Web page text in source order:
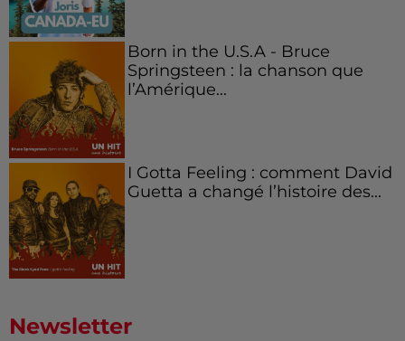
Born in the U.S.A - Bruce
Springsteen : la chanson que
l’Amérique...
I Gotta Feeling : comment David
Guetta a changé l’histoire des...
Newsletter